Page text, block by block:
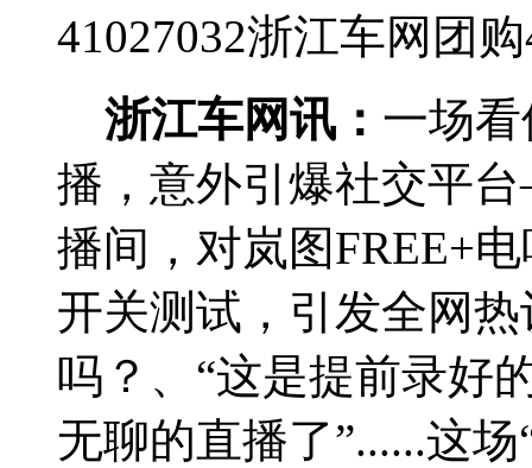
41027032浙江车网团
浙江车网讯： 一场
播，意外引爆社交平
播间，对岚图FREE+
开关测试，引发全网
吗？、“这是提前录好
无聊的直播了”......这